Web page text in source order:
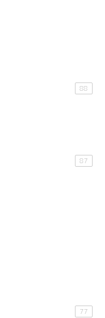
88
87
77